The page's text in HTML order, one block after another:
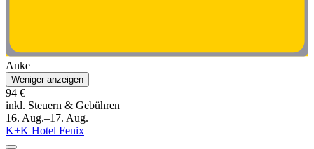
Anke
Weniger anzeigen
94 €
inkl. Steuern & Gebühren
16. Aug.–17. Aug.
K+K Hotel Fenix